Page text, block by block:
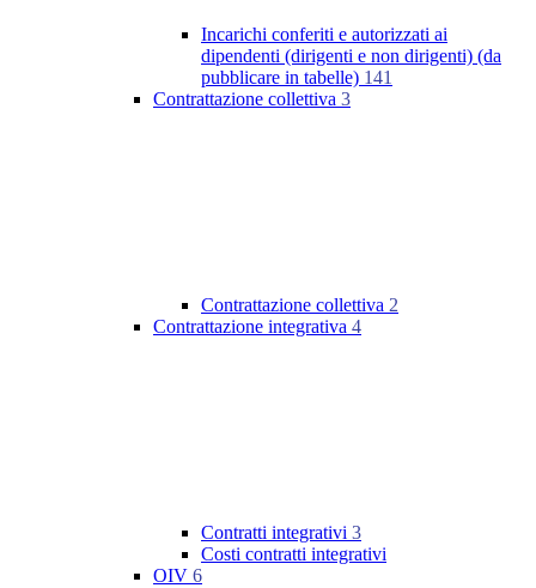
Incarichi conferiti e autorizzati ai
dipendenti (dirigenti e non dirigenti) (da
pubblicare in tabelle) 141
Contrattazione collettiva 3
Contrattazione collettiva 2
Contrattazione integrativa 4
Contratti integrativi 3
Costi contratti integrativi
OIV 6